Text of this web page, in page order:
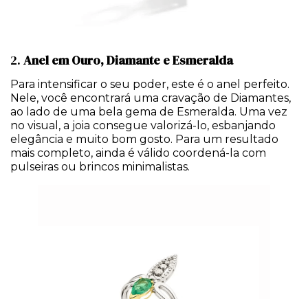
2. Anel em Ouro, Diamante e Esmeralda
Para intensificar o seu poder, este é o anel perfeito.
Nele, você encontrará uma cravação de Diamantes,
ao lado de uma bela gema de Esmeralda. Uma vez
no visual, a joia consegue valorizá-lo, esbanjando
elegância e muito bom gosto. Para um resultado
mais completo, ainda é válido coordená-la com
pulseiras ou brincos minimalistas.